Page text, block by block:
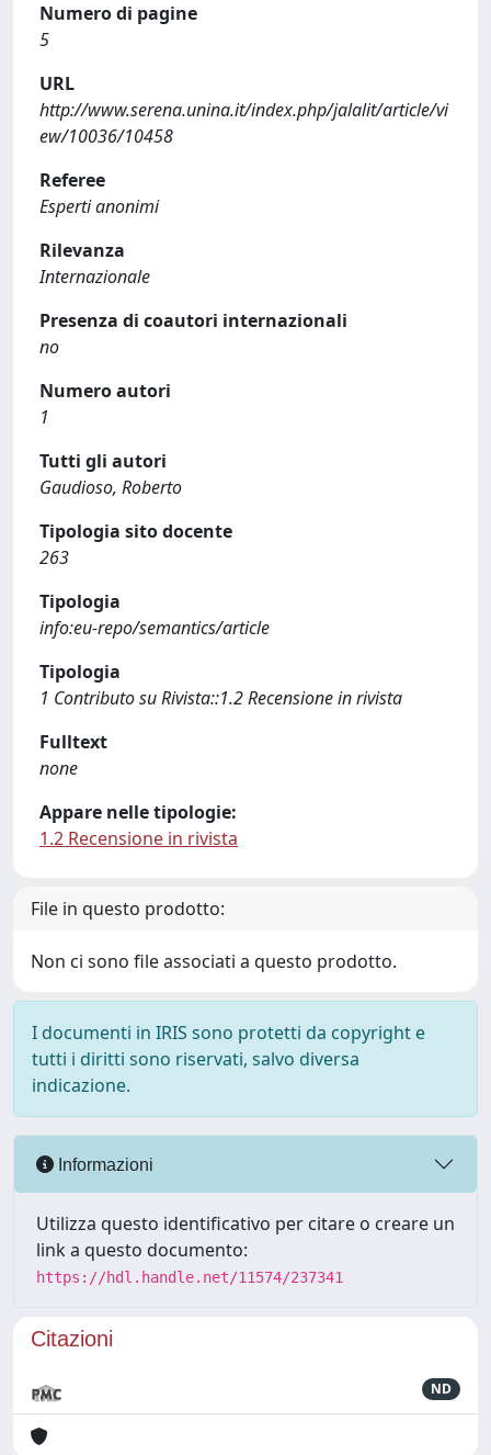
Numero di pagine
5
URL
http://www.serena.unina.it/index.php/jalalit/article/vi
ew/10036/10458
Referee
Esperti anonimi
Rilevanza
Internazionale
Presenza di coautori internazionali
no
Numero autori
1
Tutti gli autori
Gaudioso, Roberto
Tipologia sito docente
263
Tipologia
info:eu-repo/semantics/article
Tipologia
1 Contributo su Rivista::1.2 Recensione in rivista
Fulltext
none
Appare nelle tipologie:
1.2 Recensione in rivista
File in questo prodotto:
Non ci sono file associati a questo prodotto.
I documenti in IRIS sono protetti da copyright e
tutti i diritti sono riservati, salvo diversa
indicazione.
Informazioni
Utilizza questo identificativo per citare o creare un
link a questo documento:
https://hdl.handle.net/11574/237341
Citazioni
ND